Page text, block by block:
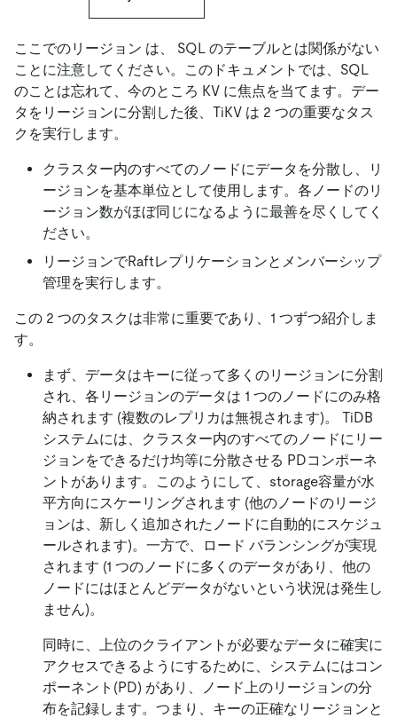
ここでのリージョン は、 SQL のテーブルとは関係がない
ことに注意してください。このドキュメントでは、SQL
のことは忘れて、今のところ KV に焦点を当てます。デー
タをリージョンに分割した後、TiKV は 2 つの重要なタス
クを実行します。
クラスター内のすべてのノードにデータを分散し、リ
ージョンを基本単位として使用します。各ノードのリ
ージョン数がほぼ同じになるように最善を尽くしてく
ださい。
リージョンでRaftレプリケーションとメンバーシップ
管理を実行します。
この 2 つのタスクは非常に重要であり、1 つずつ紹介しま
す。
まず、データはキーに従って多くのリージョンに分割
され、各リージョンのデータは 1 つのノードにのみ格
納されます (複数のレプリカは無視されます)。 TiDB
システムには、クラスター内のすべてのノードにリー
ジョンをできるだけ均等に分散させる PDコンポーネ
ントがあります。このようにして、storage容量が水
平方向にスケーリングされます (他のノードのリージ
ョンは、新しく追加されたノードに自動的にスケジュ
ールされます)。一方で、ロード バランシングが実現
されます (1 つのノードに多くのデータがあり、他の
ノードにはほとんどデータがないという状況は発生し
ません)。
同時に、上位のクライアントが必要なデータに確実に
アクセスできるようにするために、システムにはコン
ポーネント(PD) があり、ノード上のリージョンの分
布を記録します。つまり、キーの正確なリージョンと